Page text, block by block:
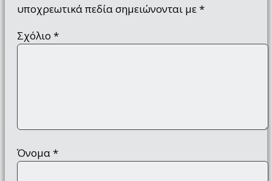
υποχρεωτικά πεδία σημειώνονται με*
Σχόλιο *
Όνομα*